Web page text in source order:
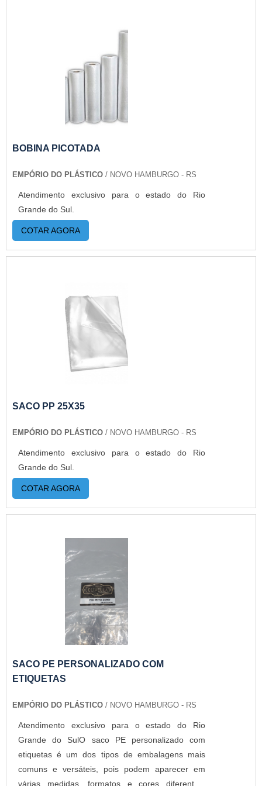
BOBINA PICOTADA
EMPÓRIO DO PLÁSTICO / NOVO HAMBURGO - RS
Atendimento exclusivo para o estado do Rio
Grande do Sul.
COTAR AGORA
SACO PP 25X35
EMPÓRIO DO PLÁSTICO / NOVO HAMBURGO - RS
Atendimento exclusivo para o estado do Rio
Grande do Sul.
COTAR AGORA
SACO PE PERSONALIZADO COM
ETIQUETAS
EMPÓRIO DO PLÁSTICO / NOVO HAMBURGO - RS
Atendimento exclusivo para o estado do Rio
Grande do SulO saco PE personalizado com
etiquetas é um dos tipos de embalagens mais
comuns e versáteis, pois podem aparecer em
várias medidas, formatos e cores diferentes,